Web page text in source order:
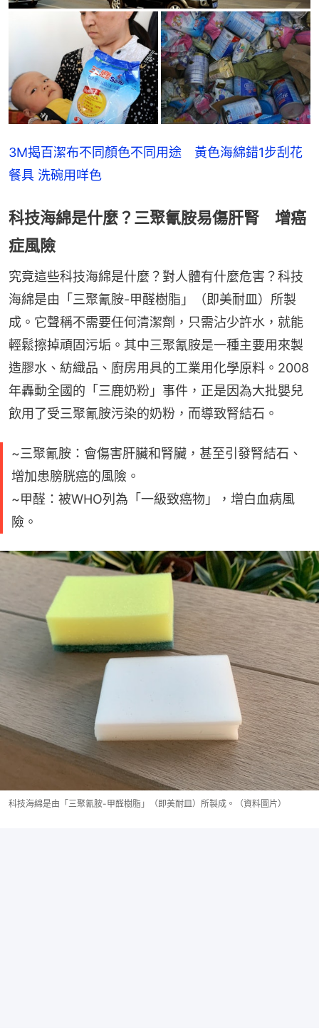
3M揭百潔布不同顏色不同用途　黃色海綿錯1步刮花
餐具 洗碗用咩色
科技海綿是什麼？三聚氰胺易傷肝腎 增癌
症風險
究竟這些科技海綿是什麼？對人體有什麼危害？科技
海綿是由「三聚氰胺-甲醛樹脂」（即美耐皿）所製
成。它聲稱不需要任何清潔劑，只需沾少許水，就能
輕鬆擦掉頑固污垢。其中三聚氰胺是一種主要用來製
造膠水、紡織品、廚房用具的工業用化學原料。2008
年轟動全國的「三鹿奶粉」事件，正是因為大批嬰兒
飲用了受三聚氰胺污染的奶粉，而導致腎結石。
~三聚氰胺：會傷害肝臟和腎臟，甚至引發腎結石、
增加患膀胱癌的風險。
~甲醛：被WHO列為「一級致癌物」，增白血病風
險。
科技海綿是由「三聚氰胺-甲醛樹脂」（即美耐皿）所製成。（資料圖片）